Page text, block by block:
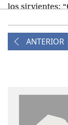
los sirvientes:
regresaremos”.
6
Así que
Abrahán y dijo:
hijo!”. Isaac
pero ¿dónde
ANTERIOR